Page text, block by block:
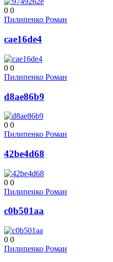
0 0
Пилипенко Роман
cae16de4
0 0
Пилипенко Роман
d8ae86b9
0 0
Пилипенко Роман
42be4d68
0 0
Пилипенко Роман
c0b501aa
0 0
Пилипенко Роман